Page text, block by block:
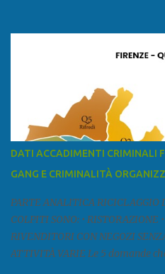
a est con le province di Pistoia e
Lucca Ÿ la Versilia Ÿ la Media
Fonte: wikipedia Presenze
presenze mafiose in provincia
nella relazione del 2001 della
Livorno e Lucca agiscono i clan dei
DATI ACCADIMENTI CRIMINALI
GANG E CRIMINALITÀ
PARTE ANALITICA RICICLAGGIO
COLPITI SONO: • RISTORAZIONE
RIVENDITORI CON NEGOZI
ATTIVITÀ VARIE Le 5 domande